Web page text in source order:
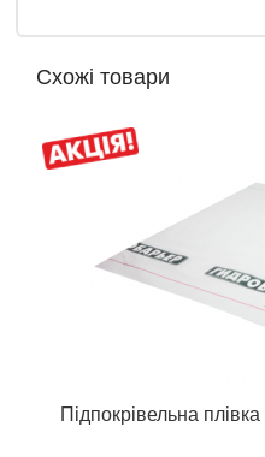
Схожі товари
Підпокрівельна